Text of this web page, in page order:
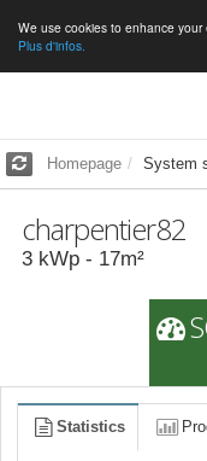
We use cookies to enhance
Plus d'infos.
Homepage System
charpentier82
3 kWp - 17m²
Statistics